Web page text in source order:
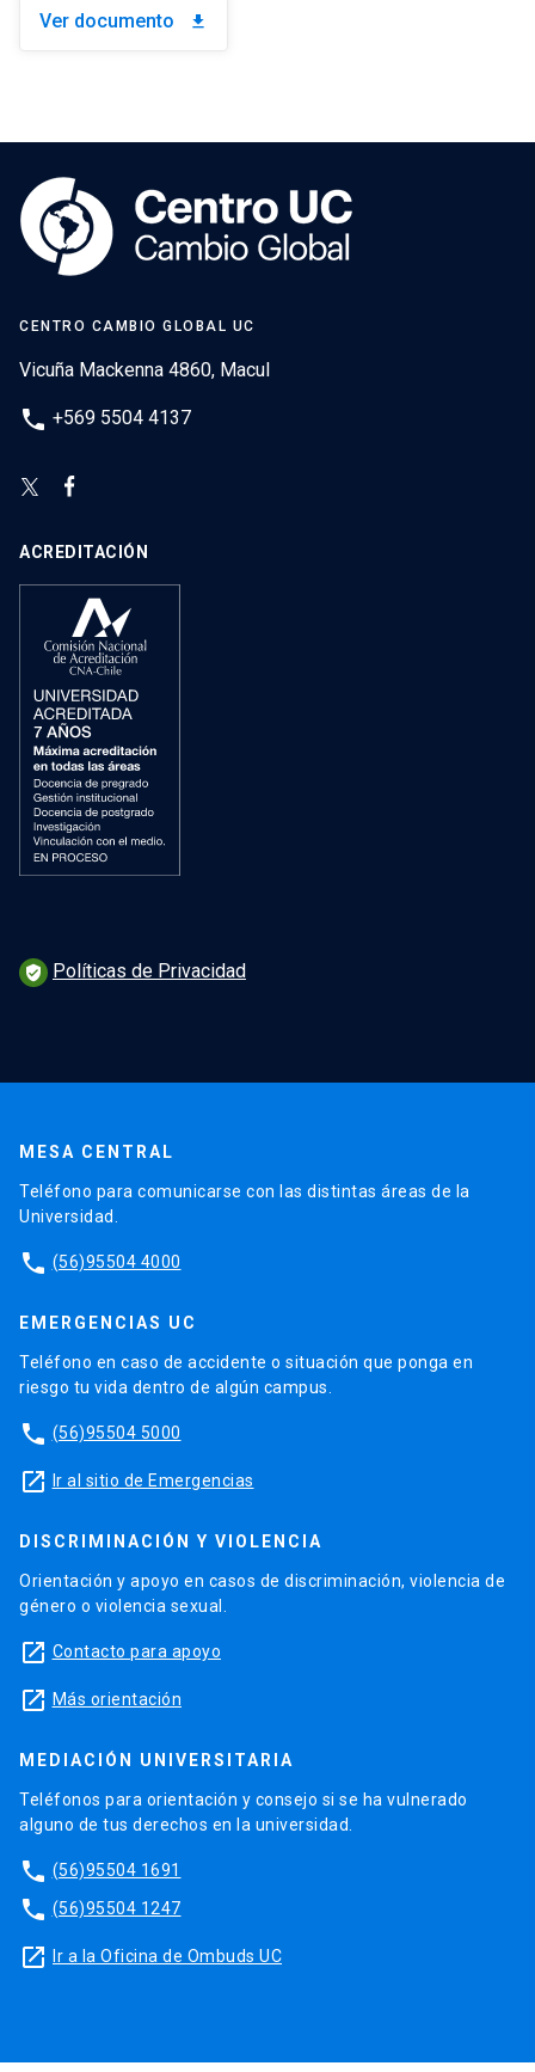
Ver documento download
CENTRO CAMBIO GLOBAL UC
Vicuña Mackenna 4860, Macul
phone +569 5504 4137
ACREDITACIÓN
verified_user Políticas de Privacidad
MESA CENTRAL
Teléfono para comunicarse con las distintas áreas de la
Universidad.
phone (56)95504 4000
EMERGENCIAS UC
Teléfono en caso de accidente o situación que ponga en
riesgo tu vida dentro de algún campus.
phone (56)95504 5000
launch Ir al sitio de Emergencias
DISCRIMINACIÓN Y VIOLENCIA
Orientación y apoyo en casos de discriminación, violencia de
género o violencia sexual.
launch Contacto para apoyo
launch Más orientación
MEDIACIÓN UNIVERSITARIA
Teléfonos para orientación y consejo si se ha vulnerado
alguno de tus derechos en la universidad.
phone (56)95504 1691
phone (56)95504 1247
launch Ir a la Oficina de Ombuds UC